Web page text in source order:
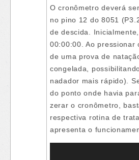
O cronômetro deverá
no pino 12 do 8051
de descida.
00:00:00. Ao
de uma prova de
congelada,
nadador mais rápido).
do ponto onde havia
zerar o cronômetro,
respectiva rotina de
apresenta o